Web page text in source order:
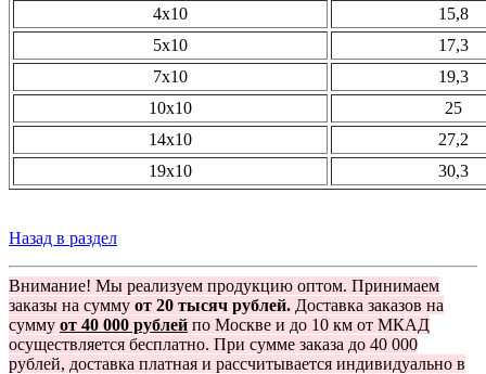
4х10
15,8
5х10
17,3
7х10
19,3
10х10
25
14х10
27,2
19х10
30,3
Назад в раздел
Внимание! Мы реализуем продукцию оптом. Принимаем
заказы на сумму от 20 тысяч рублей. Доставка заказов на
сумму от 40 000 рублей по Москве и до 10 км от МКАД
осуществляется бесплатно. При сумме заказа до 40 000
рублей, доставка платная и рассчитывается индивидуально в